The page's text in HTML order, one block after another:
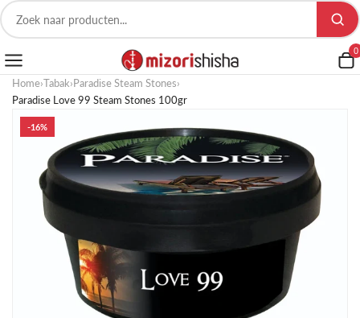
0
Home›Tabak›Paradise Steam Stones›
Paradise Love 99 Steam Stones 100gr
-16%